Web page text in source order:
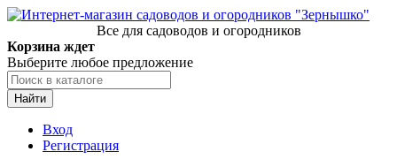
Все для садоводов и огородников
Корзина ждет
Выберите любое предложение
Найти
Вход
Регистрация